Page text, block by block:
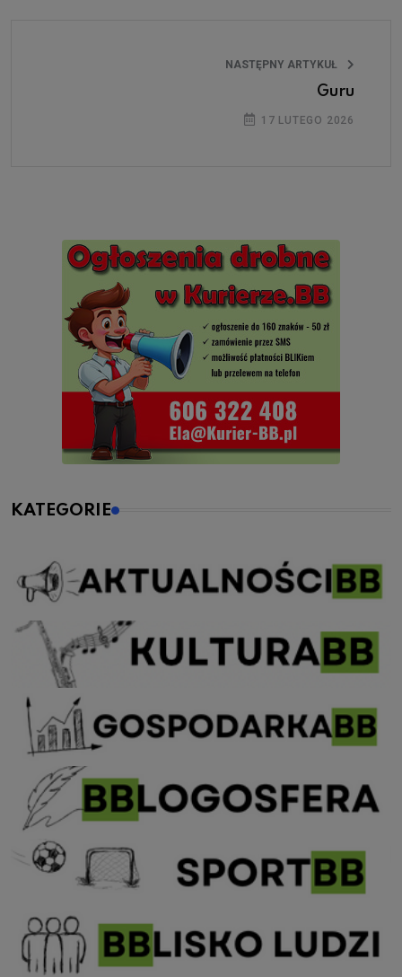
NASTĘPNY ARTYKUŁ
Guru
17 LUTEGO 2026
KATEGORIE